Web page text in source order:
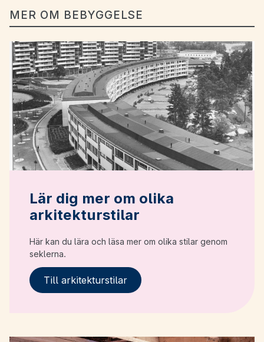
MER OM BEBYGGELSE
Lär dig mer om olika
arkitekturstilar
Här kan du lära och läsa mer om olika stilar genom
seklerna.
Till arkitekturstilar